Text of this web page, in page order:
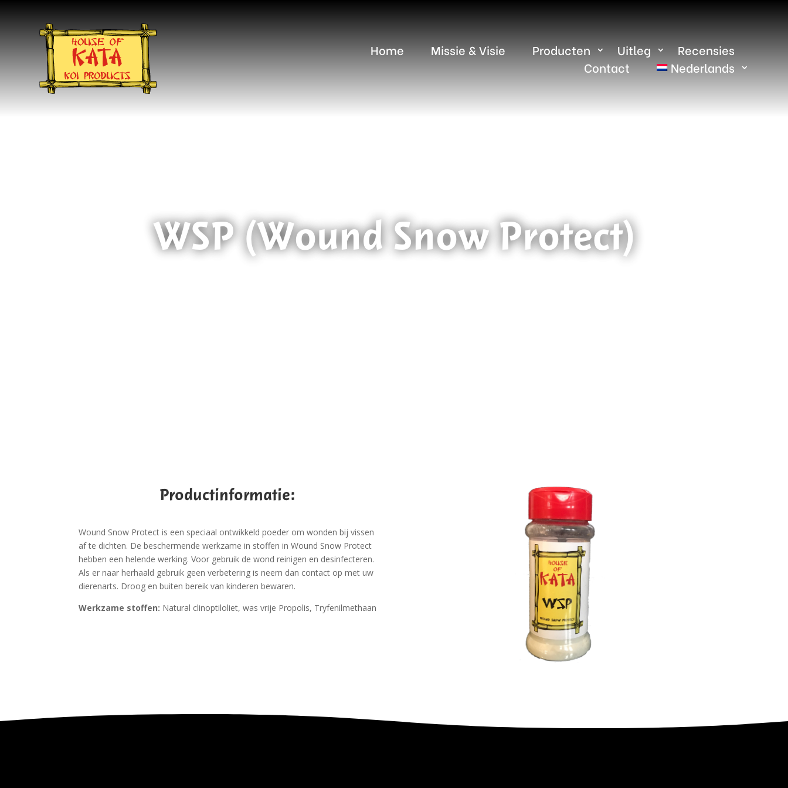
Home Missie & Visie Producten Uitleg
Recensies
Contact
Nederlands
WSP (Wound Snow Protect)
Productinformatie:
Wound Snow Protect is een speciaal ontwikkeld poeder om wonden bij vissen
af te dichten. De beschermende werkzame in stoffen in Wound Snow Protect
hebben een helende werking. Voor gebruik de wond reinigen en desinfecteren.
Als er naar herhaald gebruik geen verbetering is neem dan contact op met uw
dierenarts. Droog en buiten bereik van kinderen bewaren.
Werkzame stoffen: Natural clinoptiloliet, was vrije Propolis, Tryfenilmethaan